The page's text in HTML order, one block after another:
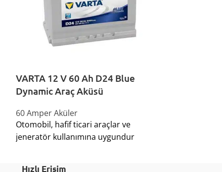
VARTA 12 V 60 Ah D24 Blue
Dynamic Araç Aküsü
60 Amper Aküler
Otomobil, hafif ticari araçlar ve
jeneratör kullanımına uygundur
Hızlı Erişim